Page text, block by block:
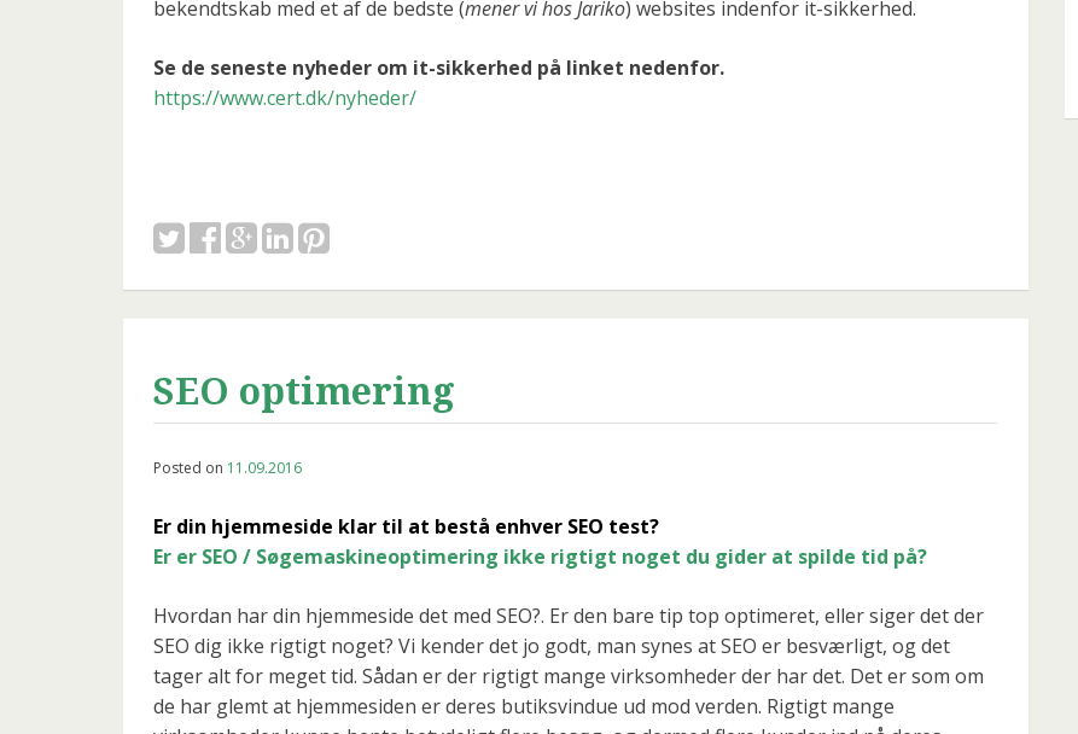
bekendtskab med et af de bedste (mener vi hos Jariko) websites indenfor it-sikkerhed.
Se de seneste nyheder om it-sikkerhed på linket nedenfor.
https://www.cert.dk/nyheder/
SEO optimering
Posted on 11.09.2016
Er din hjemmeside klar til at bestå enhver SEO test?
Er er SEO / Søgemaskineoptimering ikke rigtigt noget du gider at spilde tid på?
Hvordan har din hjemmeside det med SEO?. Er den bare tip top optimeret, eller siger det der
SEO dig ikke rigtigt noget? Vi kender det jo godt, man synes at SEO er besværligt, og det
tager alt for meget tid. Sådan er der rigtigt mange virksomheder der har det. Det er som om
de har glemt at hjemmesiden er deres butiksvindue ud mod verden. Rigtigt mange